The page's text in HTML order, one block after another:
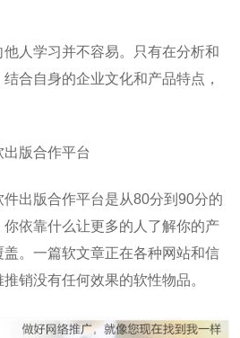
人学习并不容易。只有在分析和
合自身的企业文化和产品特点，
版合作平台
出版合作平台是从80分到90分的
依靠什么让更多的人了解你的产
。一篇软文章正在各种网站和信
销没有任何效果的软性物品。